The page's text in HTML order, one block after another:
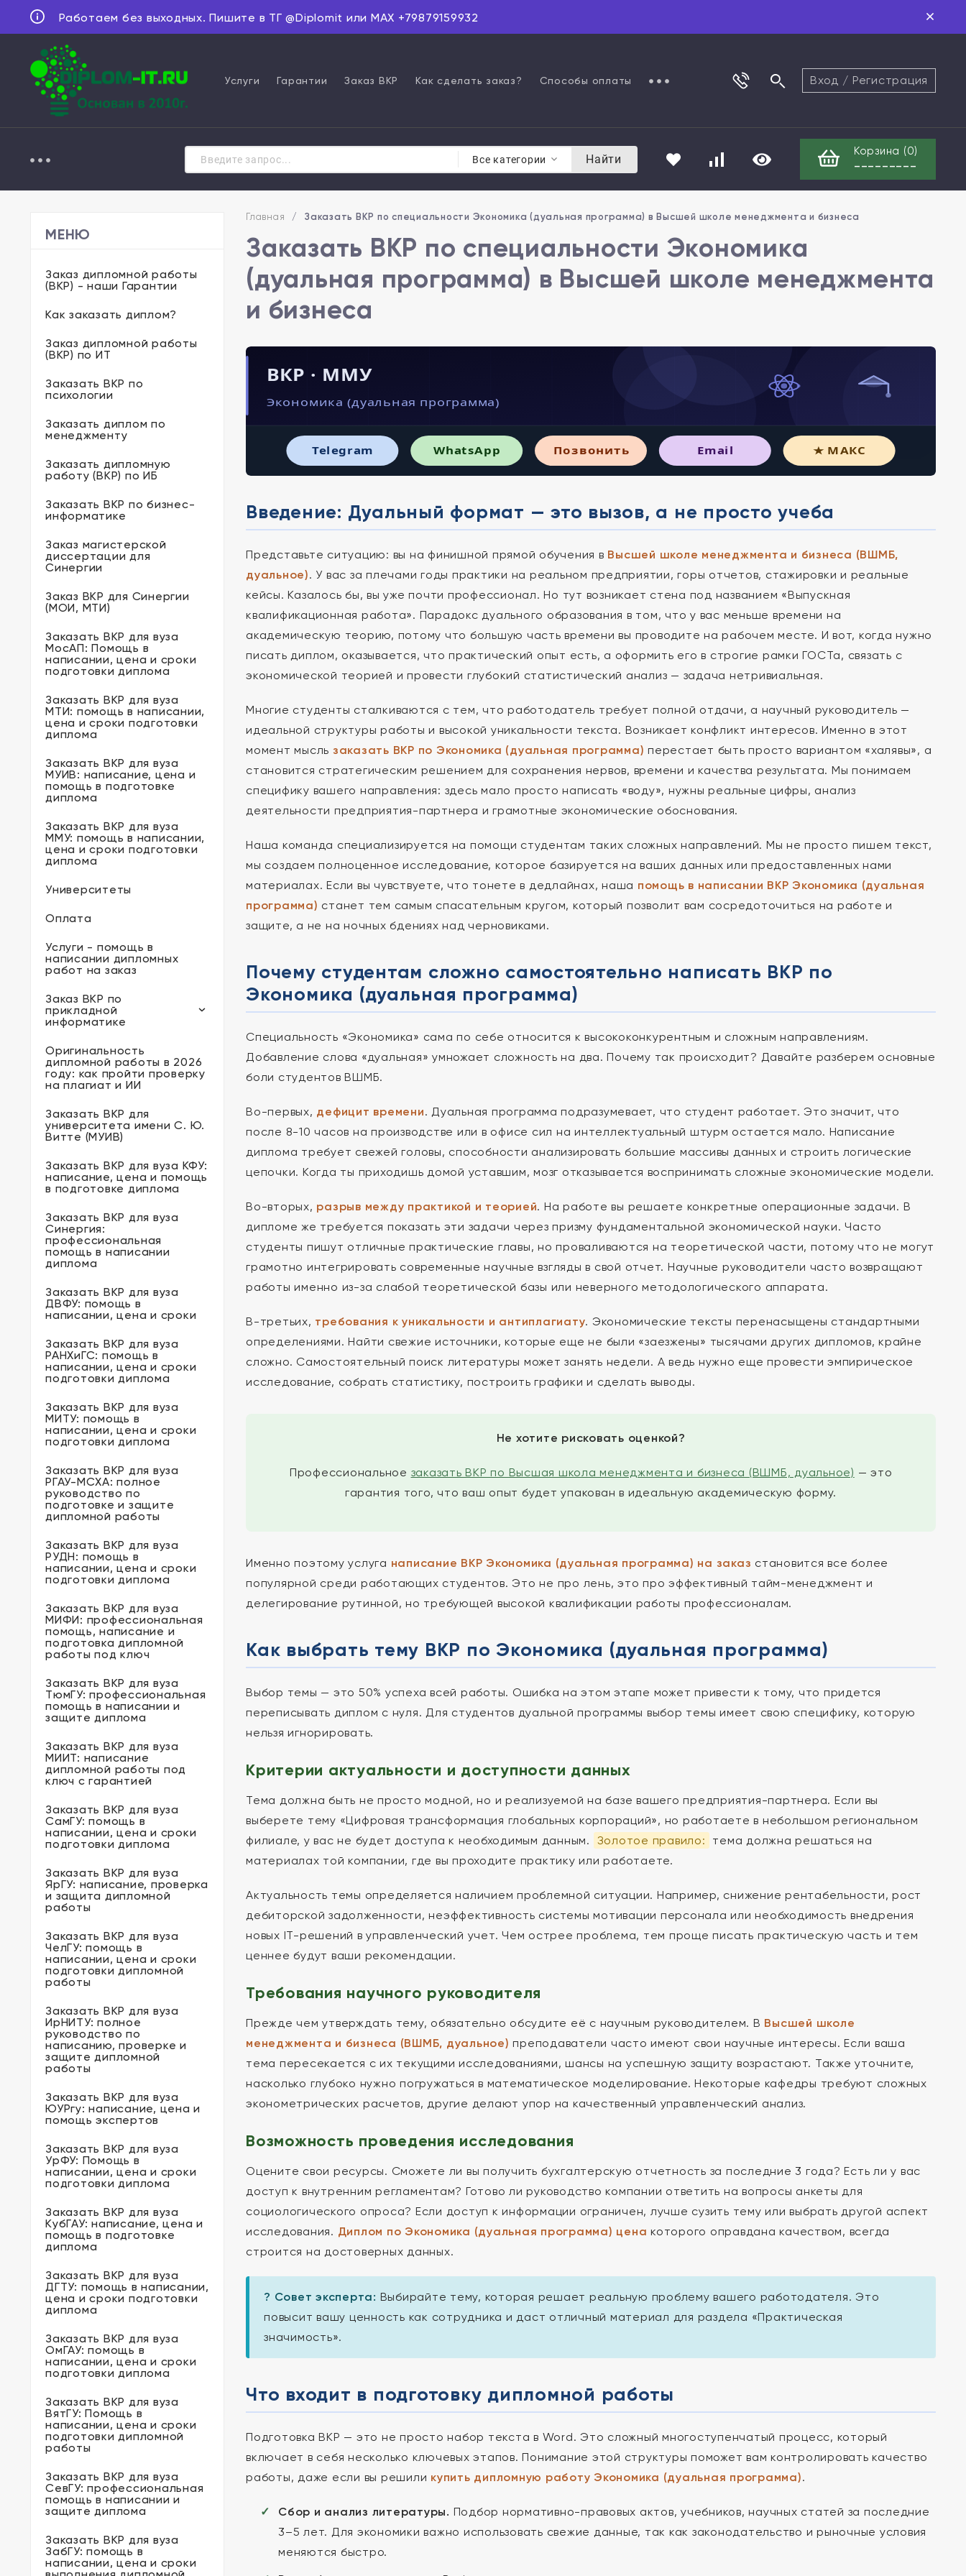
Работаем без выходных. Пишите в ТГ @Diplomit или MAX +79879159932
Услуги Гарантии Заказ ВКР Как сделать заказ? Способы оплаты Вход / Регистрация
Все категории Найти
Корзина (0)
---------
МЕНЮ
Заказ дипломной работы
(ВКР) - наши Гарантии
Как заказать диплом?
Заказ дипломной работы
(ВКР) по ИТ
Заказать ВКР по
психологии
Заказать диплом по
менеджменту
Заказать дипломную
работу (ВКР) по ИБ
Заказать ВКР по бизнес-
информатике
Заказ магистерской
диссертации для
Синергии
Заказ ВКР для Синергии
(МОИ, МТИ)
Заказать ВКР для вуза
МосАП: Помощь в
написании, цена и сроки
подготовки диплома
Заказать ВКР для вуза
МТИ: помощь в написании,
цена и сроки подготовки
диплома
Заказать ВКР для вуза
МУИВ: написание, цена и
помощь в подготовке
диплома
Заказать ВКР для вуза
ММУ: помощь в написании,
цена и сроки подготовки
диплома
Университеты
Оплата
Услуги - помощь в
написании дипломных
работ на заказ
Заказ ВКР по
прикладной
информатике
Оригинальность
дипломной работы в 2026
году: как пройти проверку
на плагиат и ИИ
Заказать ВКР для
университета имени С. Ю.
Витте (МУИВ)
Заказать ВКР для вуза КФУ:
написание, цена и помощь
в подготовке диплома
Заказать ВКР для вуза
Синергия:
профессиональная
помощь в написании
диплома
Заказать ВКР для вуза
ДВФУ: помощь в
написании, цена и сроки
Заказать ВКР для вуза
РАНХиГС: помощь в
написании, цена и сроки
подготовки диплома
Заказать ВКР для вуза
МИТУ: помощь в
написании, цена и сроки
подготовки диплома
Заказать ВКР для вуза
РГАУ-МСХА: полное
руководство по
подготовке и защите
дипломной работы
Заказать ВКР для вуза
РУДН: помощь в
написании, цена и сроки
подготовки диплома
Заказать ВКР для вуза
МИФИ: профессиональная
помощь, написание и
подготовка дипломной
работы под ключ
Заказать ВКР для вуза
ТюмГУ: профессиональная
помощь в написании и
защите диплома
Заказать ВКР для вуза
МИИТ: написание
дипломной работы под
ключ с гарантией
Заказать ВКР для вуза
СамГУ: помощь в
написании, цена и сроки
подготовки диплома
Заказать ВКР для вуза
ЯрГУ: написание, проверка
и защита дипломной
работы
Заказать ВКР для вуза
ЧелГУ: помощь в
написании, цена и сроки
подготовки дипломной
работы
Заказать ВКР для вуза
ИрНИТУ: полное
руководство по
написанию, проверке и
защите дипломной
работы
Заказать ВКР для вуза
ЮУРгу: написание, цена и
помощь экспертов
Заказать ВКР для вуза
УрФУ: Помощь в
написании, цена и сроки
подготовки диплома
Заказать ВКР для вуза
КубГАУ: написание, цена и
помощь в подготовке
диплома
Заказать ВКР для вуза
ДГТУ: помощь в написании,
цена и сроки подготовки
диплома
Заказать ВКР для вуза
ОмГАУ: помощь в
написании, цена и сроки
подготовки диплома
Заказать ВКР для вуза
ВятГУ: Помощь в
написании, цена и сроки
подготовки дипломной
работы
Заказать ВКР для вуза
СевГУ: профессиональная
помощь в написании и
защите диплома
Заказать ВКР для вуза
ЗабГУ: помощь в
написании, цена и сроки
Главная / Заказать ВКР по специальности Экономика (дуальная программа) в Высшей школе менеджмента и бизнеса
Заказать ВКР по специальности Экономика
(дуальная программа) в Высшей школе менеджмента
и бизнеса
ВКР · ММУ
Экономика (дуальная программа)
Telegram WhatsApp Позвонить Email ★ МАКС
Введение: Дуальный формат — это вызов, а не просто учеба
Представьте ситуацию: вы на финишной прямой обучения в Высшей школе менеджмента и бизнеса (ВШМБ,
дуальное). У вас за плечами годы практики на реальном предприятии, горы отчетов, стажировки и реальные
кейсы. Казалось бы, вы уже почти профессионал. Но тут возникает стена под названием «Выпускная
квалификационная работа». Парадокс дуального образования в том, что у вас меньше времени на
академическую теорию, потому что большую часть времени вы проводите на рабочем месте. И вот, когда нужно
писать диплом, оказывается, что практический опыт есть, а оформить его в строгие рамки ГОСТа, связать с
экономической теорией и провести глубокий статистический анализ — задача нетривиальная.
Многие студенты сталкиваются с тем, что работодатель требует полной отдачи, а научный руководитель —
идеальной структуры работы и высокой уникальности текста. Возникает конфликт интересов. Именно в этот
момент мысль заказать ВКР по Экономика (дуальная программа) перестает быть просто вариантом «халявы», а
становится стратегическим решением для сохранения нервов, времени и качества результата. Мы понимаем
специфику вашего направления: здесь мало просто написать «воду», нужны реальные цифры, анализ
деятельности предприятия-партнера и грамотные экономические обоснования.
Наша команда специализируется на помощи студентам таких сложных направлений. Мы не просто пишем текст,
мы создаем полноценное исследование, которое базируется на ваших данных или предоставленных нами
материалах. Если вы чувствуете, что тонете в дедлайнах, наша помощь в написании ВКР Экономика (дуальная
программа) станет тем самым спасательным кругом, который позволит вам сосредоточиться на работе и
защите, а не на ночных бдениях над черновиками.
Почему студентам сложно самостоятельно написать ВКР по
Экономика (дуальная программа)
Специальность «Экономика» сама по себе относится к высококонкурентным и сложным направлениям.
Добавление слова «дуальная» умножает сложность на два. Почему так происходит? Давайте разберем основные
боли студентов ВШМБ.
Во-первых, дефицит времени. Дуальная программа подразумевает, что студент работает. Это значит, что
после 8-10 часов на производстве или в офисе сил на интеллектуальный штурм остается мало. Написание
диплома требует свежей головы, способности анализировать большие массивы данных и строить логические
цепочки. Когда ты приходишь домой уставшим, мозг отказывается воспринимать сложные экономические модели.
Во-вторых, разрыв между практикой и теорией. На работе вы решаете конкретные операционные задачи. В
дипломе же требуется показать эти задачи через призму фундаментальной экономической науки. Часто
студенты пишут отличные практические главы, но проваливаются на теоретической части, потому что не могут
грамотно интегрировать современные научные взгляды в свой отчет. Научные руководители часто возвращают
работы именно из-за слабой теоретической базы или неверного методологического аппарата.
В-третьих, требования к уникальности и антиплагиату. Экономические тексты перенасыщены стандартными
определениями. Найти свежие источники, которые еще не были «заезжены» тысячами других дипломов, крайне
сложно. Самостоятельный поиск литературы может занять недели. А ведь нужно еще провести эмпирическое
исследование, собрать статистику, построить графики и сделать выводы.
Не хотите рисковать оценкой?
Профессиональное заказать ВКР по Высшая школа менеджмента и бизнеса (ВШМБ, дуальное) — это
гарантия того, что ваш опыт будет упакован в идеальную академическую форму.
Именно поэтому услуга написание ВКР Экономика (дуальная программа) на заказ становится все более
популярной среди работающих студентов. Это не про лень, это про эффективный тайм-менеджмент и
делегирование рутинной, но требующей высокой квалификации работы профессионалам.
Как выбрать тему ВКР по Экономика (дуальная программа)
Выбор темы — это 50% успеха всей работы. Ошибка на этом этапе может привести к тому, что придется
переписывать диплом с нуля. Для студентов дуальной программы выбор темы имеет свою специфику, которую
нельзя игнорировать.
Критерии актуальности и доступности данных
Тема должна быть не просто модной, но и реализуемой на базе вашего предприятия-партнера. Если вы
выберете тему «Цифровая трансформация глобальных корпораций», но работаете в небольшом региональном
филиале, у вас не будет доступа к необходимым данным.
Золотое правило:
тема должна решаться на
материалах той компании, где вы проходите практику или работаете.
Актуальность темы определяется наличием проблемной ситуации. Например, снижение рентабельности, рост
дебиторской задолженности, неэффективность системы мотивации персонала или необходимость внедрения
новых IT-решений в управленческий учет. Чем острее проблема, тем проще писать практическую часть и тем
ценнее будут ваши рекомендации.
Требования научного руководителя
Прежде чем утверждать тему, обязательно обсудите её с научным руководителем. В Высшей школе
менеджмента и бизнеса (ВШМБ, дуальное) преподаватели часто имеют свои научные интересы. Если ваша
тема пересекается с их текущими исследованиями, шансы на успешную защиту возрастают. Также уточните,
насколько глубоко нужно погружаться в математическое моделирование. Некоторые кафедры требуют сложных
эконометрических расчетов, другие делают упор на качественный управленческий анализ.
Возможность проведения исследования
Оцените свои ресурсы. Сможете ли вы получить бухгалтерскую отчетность за последние 3 года? Есть ли у вас
доступ к внутренним регламентам? Готово ли руководство компании ответить на вопросы анкеты для
социологического опроса? Если доступ к информации ограничен, лучше сузить тему или выбрать другой аспект
исследования. Диплом по Экономика (дуальная программа) цена которого оправдана качеством, всегда
строится на достоверных данных.
? Совет эксперта: Выбирайте тему, которая решает реальную проблему вашего работодателя. Это
повысит вашу ценность как сотрудника и даст отличный материал для раздела «Практическая
значимость».
Что входит в подготовку дипломной работы
Подготовка ВКР — это не просто набор текста в Word. Это сложный многоступенчатый процесс, который
включает в себя несколько ключевых этапов. Понимание этой структуры поможет вам контролировать качество
работы, даже если вы решили купить дипломную работу Экономика (дуальная программа).
Сбор и анализ литературы. Подбор нормативно-правовых актов, учебников, научных статей за последние
3–5 лет. Для экономики важно использовать свежие данные, так как законодательство и рыночные условия
меняются быстро.